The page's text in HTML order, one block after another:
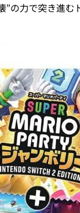
”の力で突き進む